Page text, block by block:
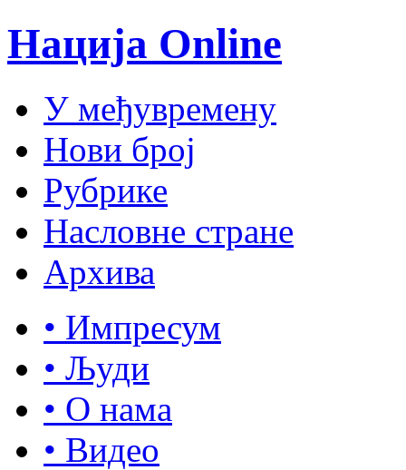
Нација Online
У међувремену
Нови број
Рубрике
Насловне стране
Архива
• Импресум
• Људи
• О нама
• Видео